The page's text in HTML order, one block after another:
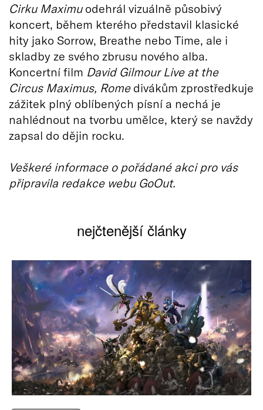
Cirku Maximuodehrál vizuálně působivý
koncert, během kterého představil klasické
hity jako Sorrow, Breathe nebo Time, ale i
skladby ze svého zbrusu nového alba.
Koncertní film David Gilmour Live at the
Circus Maximus, Romedivákům zprostředkuje
zážitek plný oblíbených písní a nechá je
nahlédnout na tvorbu umělce, který se navždy
zapsal do dějin rocku.
Veškeré informace o pořádané akci pro vás
připravila redakce webu GoOut.
nejčtenější články